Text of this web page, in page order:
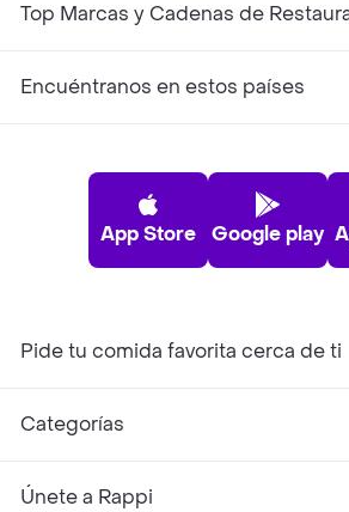
Top Marcas y Cadenas de
Encuéntranos en estos países
App Store Google play
Pide tu comida favorita cerca de ti
Categorías
Únete a Rappi